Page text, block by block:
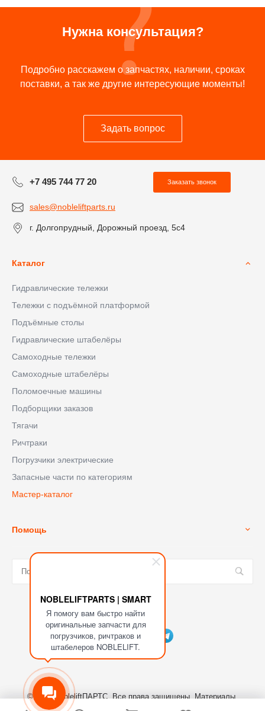
NOBLELIFTPARTS | SMART
Я помогу вам быстро найти
оригинальные запчасти для
погрузчиков, ричтраков и
штабелеров NOBLELIFT.
Нужна консультация?
Подробно расскажем о запчастях, наличии, сроках
поставки, а так же другие интересующие моменты!
Задать вопрос
+7 495 744 77 20 Заказать звонок
sales@nobleliftparts.ru
г. Долгопрудный, Дорожный проезд, 5с4
Каталог
Гидравлические тележки
Тележки с подъёмной платформой
Подъёмные столы
Гидравлические штабелёры
Самоходные тележки
Самоходные штабелёры
Поломоечные машины
Подборщики заказов
Тягачи
Ричтраки
Погрузчики электрические
Запасные части по категориям
Мастер-каталог
Помощь
Мы в соц. сетях
© 2023 NobleliftПАРТС, Все права защищены. Материалы,
размещенные на сайте являются собственностью ООО